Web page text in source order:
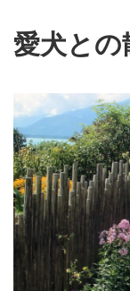
愛犬と